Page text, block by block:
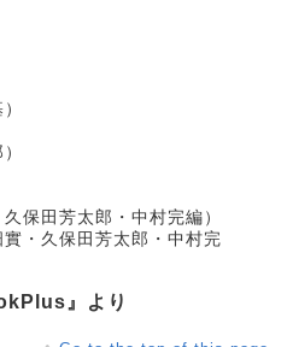
保田芳太郎・中村完編）
・久保田芳太郎・中村完
』より